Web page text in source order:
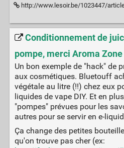
http://www.lesoir.be/1023447/article/actualite/sciences-et-sante/2015-10-22/
Conditionnement de
pompe, merci Aroma Zone
Un bon exemple de "hack" de
aux cosmétiques. Bluetouff
végétale au litre (!!) chez eux
liquides de vape DIY. Et en
"pompes" prévues pour les
autres pour se servir en e-
Ça change des petites
qu'on trouve pas cher (ex: